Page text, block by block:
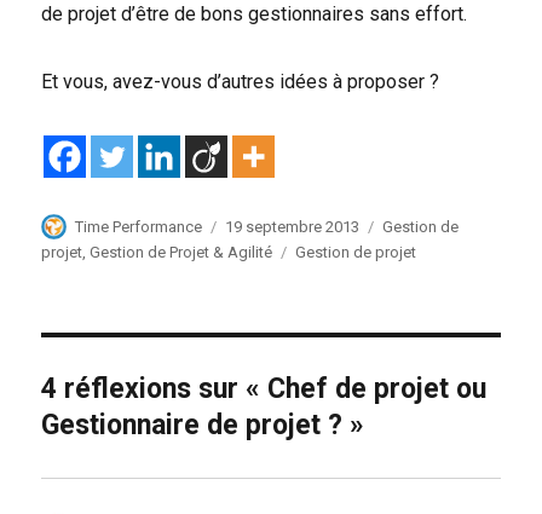
de projet d’être de bons gestionnaires sans effort.
Et vous, avez-vous d’autres idées à proposer ?
Auteur
Time Performance
Publié
le
19 septembre 2013 Catégories
Gestion de
projet,Gestion de Projet & Agilité Étiquettes
Gestion de projet
4 réflexions sur « Chef de projet ou
Gestionnaire de projet ? »